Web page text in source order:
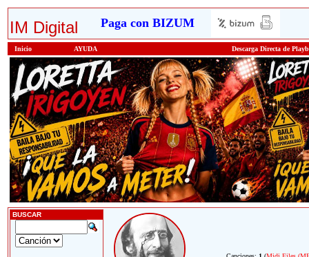
IM Digital Paga con BIZUM
Inicio AYUDA Descarga Directa de
BUSCAR